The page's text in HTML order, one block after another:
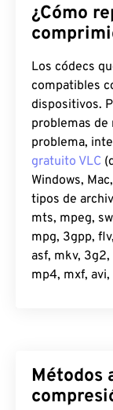
¿Cómo
Los códecs
compatibles
dispositivos.
problemas de
problema,
gratuito VLC
Windows,
tipos de
mts, mpeg,
mpg, 3gpp,
asf, mkv,
mp4, mxf,
Métodos